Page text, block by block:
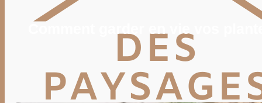
DEVIS
Rechercher
Rechercher :